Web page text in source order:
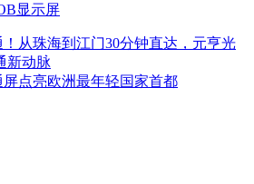
显示屏
！从珠海到江门30分钟直达，元亨光
新动脉
屏点亮欧洲最年轻国家首都